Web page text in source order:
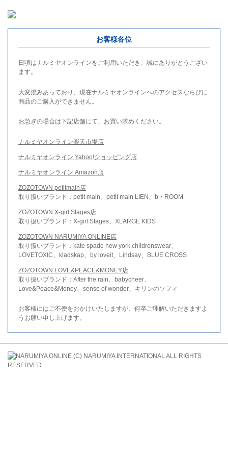
お客様各位
日頃はナルミヤオンラインをご利用いただき、誠にありがとうござい
ます。
大変混みあっており、現在ナルミヤオンラインへのアクセスならびに
商品のご購入ができません。
お急ぎの場合は下記店舗にて、お買い求めください。
ナルミヤオンライン楽天市場店
ナルミヤオンライン Yahoo!ショッピング店
ナルミヤオンライン Amazon店
ZOZOTOWN petitmain店
取り扱いブランド：petit main、petit main LIEN、b・ROOM
ZOZOTOWN X-girl Stages店
取り扱いブランド：X-girl Stages、XLARGE KIDS
ZOZOTOWN NARUMIYA ONLINE店
取り扱いブランド：kate spade new york childrenswear、
LOVETOXIC、kladskap、by loveit、Lindsay、BLUE CROSS
ZOZOTOWN LOVE&PEACE&MONEY店
取り扱いブランド：After the rain、babycheer、
Love&Peace&Money、sense of wonder、キリンのソフィ
お客様にはご不便をおかけいたしますが、何卒ご理解いただきますよ
うお願い申し上げます。